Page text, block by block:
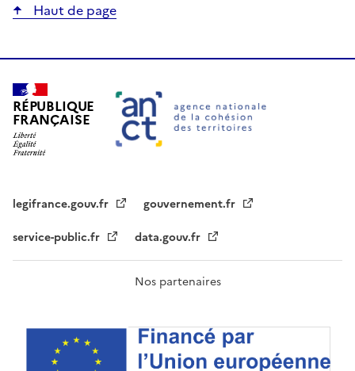
Haut de page
RÉPUBLIQUE
FRANÇAISE
legifrance.gouv.fr
gouvernement.fr
service-public.fr
data.gouv.fr
Nos partenaires